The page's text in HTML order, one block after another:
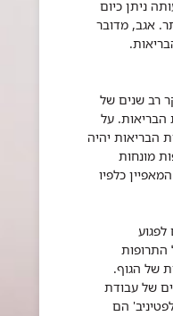
ניתן כיום
אגב, מדובר
רב שנים של
הבריאות. על
הבריאות יהיה
מונחות
כלפיו
התרופות
של הגוף.
של עבודת
הם